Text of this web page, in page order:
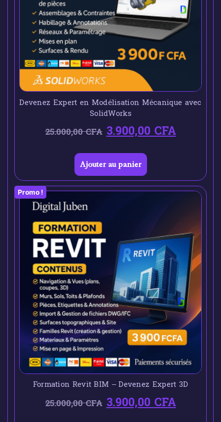
Devenez Expert en Modélisation Mécanique avec
SolidWorks
25.000,00CFA 3.900,00CFA
Ajouter au panier
Promo !
Formation Revit BIM – Devenez Expert 3D
25.000,00CFA 3.900,00CFA